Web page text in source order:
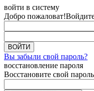
войти в систему
Добро пожаловат!
Вы забыли свой пароль?
восстановление пароля
Восстановите свой пароль